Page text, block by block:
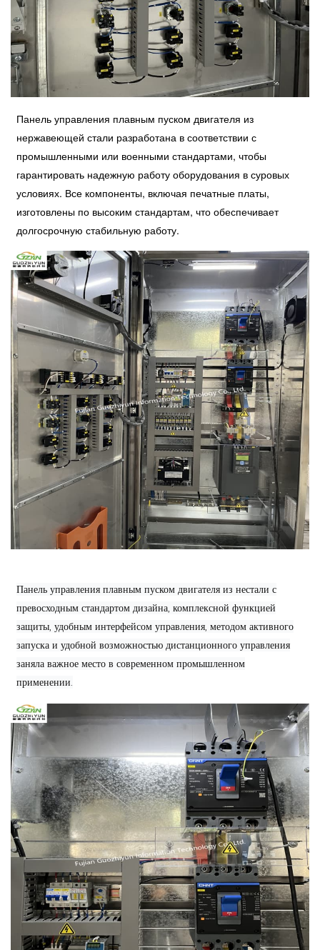
Панель управления плавным пуском двигателя из
нержавеющей стали разработана в соответствии с
промышленными или военными стандартами, чтобы
гарантировать надежную работу оборудования в суровых
условиях. Все компоненты, включая печатные платы,
изготовлены по высоким стандартам, что обеспечивает
долгосрочную стабильную работу.
Панель управления плавным пуском двигателя из нестали с
превосходным стандартом дизайна, комплексной функцией
защиты, удобным интерфейсом управления, методом активного
запуска и удобной возможностью дистанционного управления
заняла важное место в современном промышленном
применении.